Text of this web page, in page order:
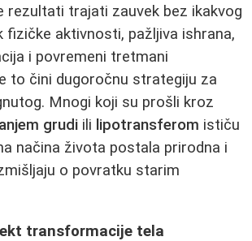
rezultati trajati zauvek bez ikakvog
fizičke aktivnosti, pažljiva ishrana,
i povremeni tretmani
to čini dugoročnu strategiju za
Mnogi koji su prošli kroz
grudi ili lipotransferom ističu
načina života postala prirodna i
o povratku starim
transformacije tela